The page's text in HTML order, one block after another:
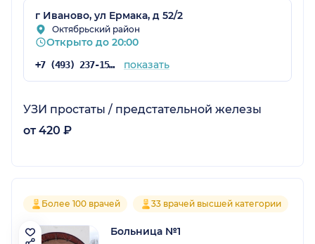
г Иваново, ул Ермака, д 52/2
Октябрьский район
Открыто до 20:00
+7 (493) 237-15-51 показать
УЗИ простаты / предстательной железы
от 420 ₽
Более 100 врачей 33 врачей высшей категории
Больница №1